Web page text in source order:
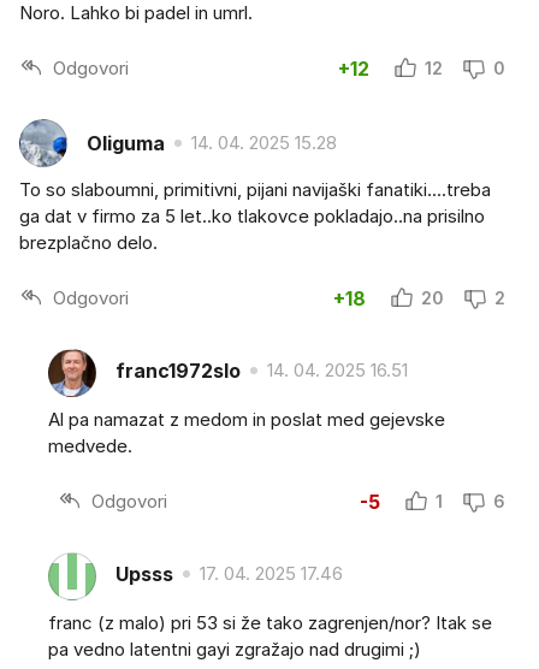
Noro. Lahko bi padel in umrl.
Odgovori +12 12 0
Oliguma 14. 04. 2025 15.28
To so slaboumni, primitivni, pijani navijaški fanatiki....treba
ga dat v firmo za 5 let..ko tlakovce pokladajo..na prisilno
brezplačno delo.
Odgovori +18 20 2
franc1972slo 14. 04. 2025 16.51
Al pa namazat z medom in poslat med gejevske
medvede.
Odgovori -5 1 6
Upsss 17. 04. 2025 17.46
franc (z malo) pri 53 si že tako zagrenjen/nor? Itak se
pa vedno latentni gayi zgražajo nad drugimi ;)